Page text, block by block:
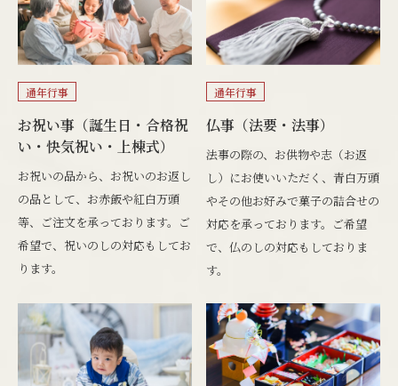
通年行事
お祝い事（誕生日・合格祝
い・快気祝い・上棟式）
お祝いの品から、お祝いのお返し
の品として、お赤飯や紅白万頭
等、ご注文を承っております。ご
希望で、祝いのしの対応もしてお
ります。
通年行事
仏事（法要・法事）
法事の際の、お供物や志（お返
し）にお使いいただく、青白万頭
やその他お好みで菓子の詰合せの
対応を承っております。ご希望
で、仏のしの対応もしておりま
す。